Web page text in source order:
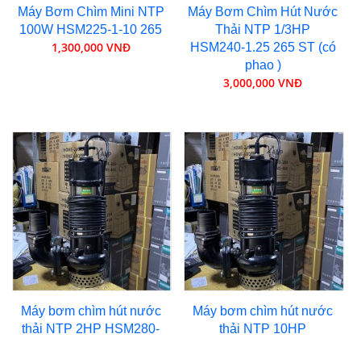
Máy Bơm Chìm Mini NTP
100W HSM225-1-10 265
1,300,000 VNĐ
Máy Bơm Chìm Hút Nước
Thải NTP 1/3HP
HSM240-1.25 265 ST (có
phao )
3,000,000 VNĐ
Máy bơm chìm hút nước
thải NTP 2HP HSM280-
Máy bơm chìm hút nước
thải NTP 10HP